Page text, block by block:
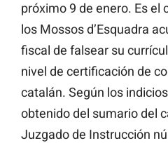
próximo 9 de enero. Es el
los Mossos d’Esquadra
fiscal de falsear su
nivel de certificación de
catalán. Según los
obtenido del sumario del
Juzgado de Instrucción